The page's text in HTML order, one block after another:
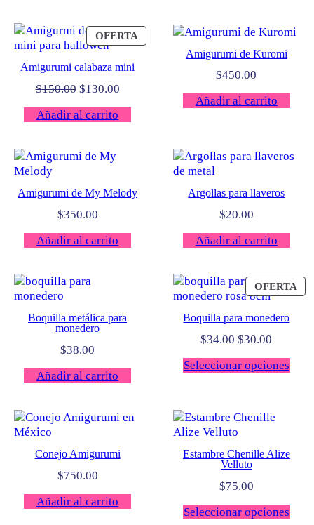
OFERTAPRODUCTO
EN
Amigurumi calabaza mini
$150.00 El
original
$130.00El
Añadir al carrito
Amigurumi de Kuromi
$450.00
Añadir al carrito
Amigurumi de My Melody
$350.00
Añadir al carrito
Argollas para llaveros
$20.00
Añadir al carrito
Boquilla metálica para
monedero
$38.00
Añadir al carrito
OFERTA
EN
Boquilla para monedero
$34.00El
original
$30.00
actual
Seleccionar opciones
Conejo Amigurumi
$750.00
Añadir al carrito
Estambre Chenille Alize
Velluto
$75.00
Seleccionar opciones